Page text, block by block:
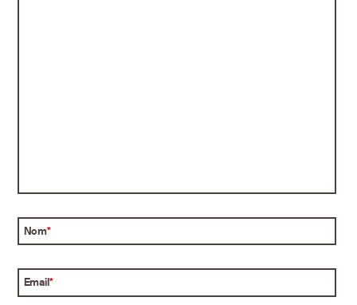
Nom*
Email*